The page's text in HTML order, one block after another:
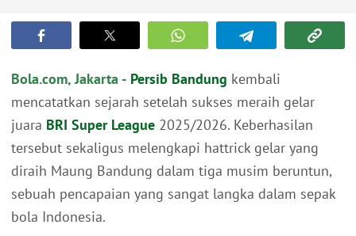
Bola.com, Jakarta - Persib Bandung kembali
mencatatkan sejarah setelah sukses meraih gelar
juara BRI Super League 2025/2026. Keberhasilan
tersebut sekaligus melengkapi hattrick gelar yang
diraih Maung Bandung dalam tiga musim beruntun,
sebuah pencapaian yang sangat langka dalam sepak
bola Indonesia.